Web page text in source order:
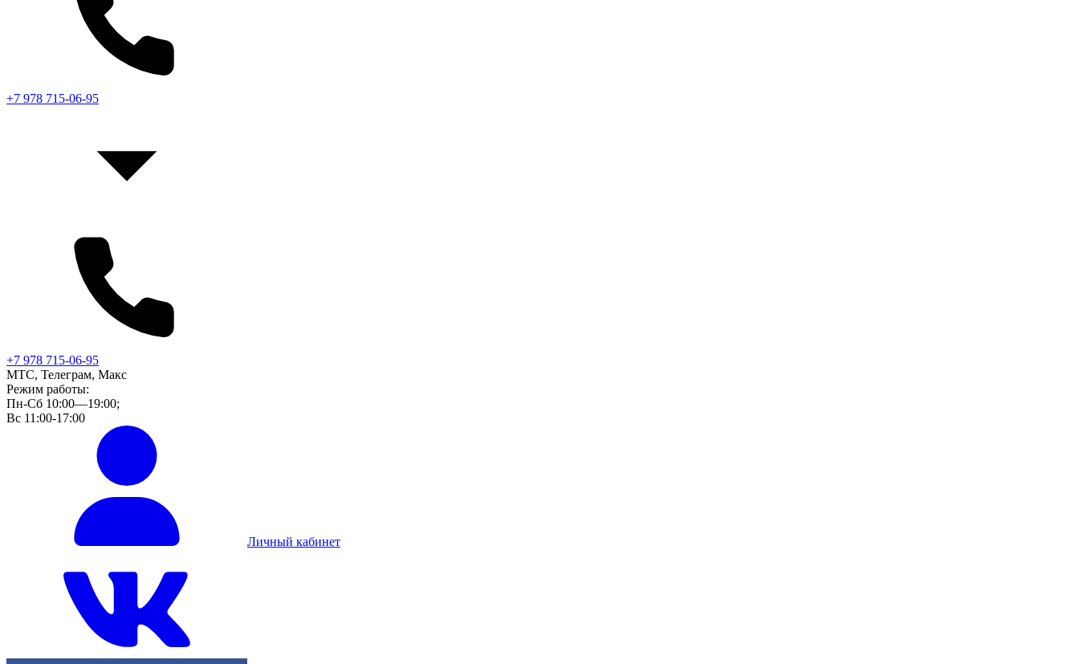
+7 978 715-06-95
+7 978 715-06-95
МТС, Телеграм, Макс
Режим работы:
Пн-Сб 10:00—19:00;
Вс 11:00-17:00
Личный кабинет